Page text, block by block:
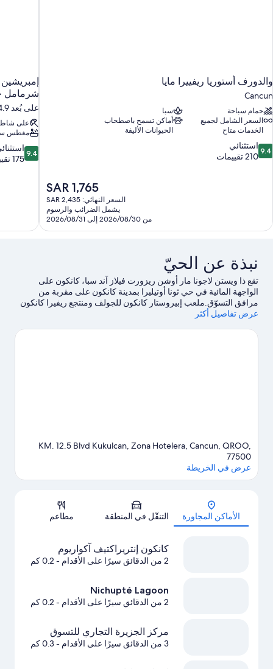
والدورف أستوريا ريفييرا مايا
Cancun
حمام سباحة
سبا
السعر الشامل لجميع
الخدمات متاح
أماكن تسمح باصطحاب
الحيوانات الأليفة
9.4
من
9.4 استثنائي
210 تقييمات
السعر
الحالي
هو
SAR
1,765
SAR 1,765
السعر النهائي: SAR 2,435
يشمل الضرائب والرسوم
من 2026/08/30 إلى 2026/08/31
شرمامل
على بُعد 14.9 كم من كانكون
على
مغطس
9.4
من
9.4
175 تقييمًا
نبذة عن الحيّ
تقع ذا ويستن لاجونا مار أوشن ريزورت فيلاز آند سبا، كانكون على
الواجهة المائية في حي ثونا أوتيليرا بمدينة كانكون على مقربة من
مرافق التسوّق.ملعب إبيروستار كانكون للجولف ومنتجع ريفيرا كانكون
للجولف من الأماكن التي ينبغي زيارتها إذا كنت تنوي الاستمتاع بالأنشطة،
كانكون، ومتنزه بونتا نيزوك الوطني وحديقة سوسيميلكو الترفيهية إذا
عرض تفاصيل أكثر
KM. 12.5 Blvd Kukulcan, Zona Hotelera, Cancun, QROO,
77500
عرض في الخريطة
الأماكن المجاورة التنقّل في المنطقة مطاعم
كانكون إنتريراكتيف آكواريوم
2 من الدقائق سيرًا على الأقدام - 0.2 كم
Nichupté Lagoon
2 من الدقائق سيرًا على الأقدام - 0.2 كم
مركز الجزيرة التجاري للتسوق
3 من الدقائق سيرًا على الأقدام - 0.3 كم